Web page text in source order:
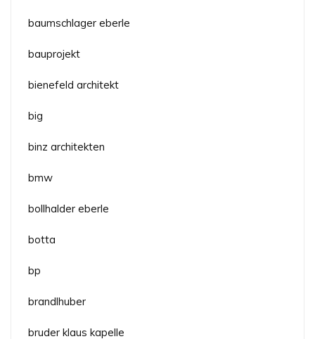
baumschlager eberle
bauprojekt
bienefeld architekt
big
binz architekten
bmw
bollhalder eberle
botta
bp
brandlhuber
bruder klaus kapelle